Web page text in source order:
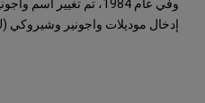
وفي عام 1984، تم تغيير
إدخال موديلات واجونير وشيروكي (XJ) التي تم تقليص حجمها.